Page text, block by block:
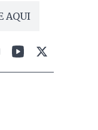
AQUI